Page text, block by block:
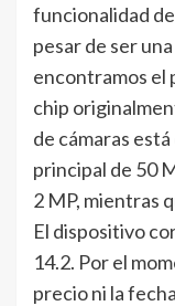
funcionalidad de
pesar de ser
encontramos el
chip
de cámaras
principal de 50
2 MP, mientras
El dispositivo
14.2. Por el
precio ni la